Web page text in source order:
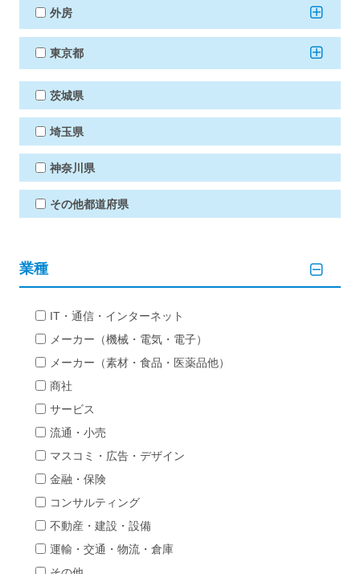
外房
東京都
茨城県
埼玉県
神奈川県
その他都道府県
業種
IT・通信・インターネット
メーカー（機械・電気・電子）
メーカー（素材・食品・医薬品他）
商社
サービス
流通・小売
マスコミ・広告・デザイン
金融・保険
コンサルティング
不動産・建設・設備
運輸・交通・物流・倉庫